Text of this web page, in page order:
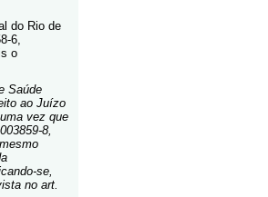
do Rio de
6,
o
Saúde
ao Juízo
vez que
8,
se,
no art.